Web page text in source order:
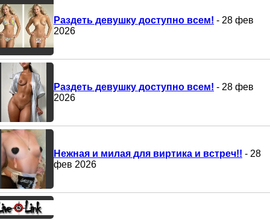
Раздеть девушку доступно всем! - 28 фев
2026
Раздеть девушку доступно всем! - 28 фев
2026
Нежная и милая для виртика и встреч!! - 28
фев 2026